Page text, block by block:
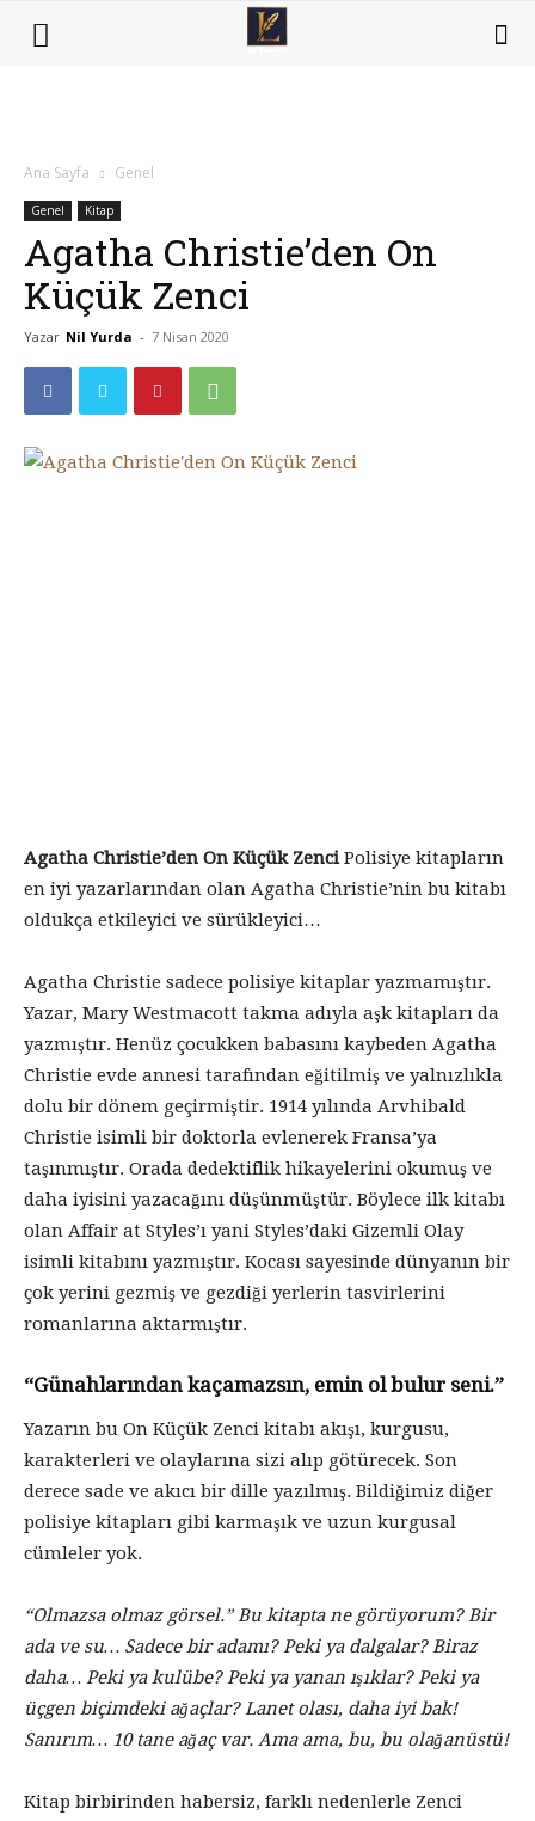
Ana Sayfa Genel
Genel Kitap
Agatha Christie’den On
Küçük Zenci
Yazar Nil Yurda - 7 Nisan 2020
Agatha Christie’den On Küçük ZenciPolisiye kitapların
en iyi yazarlarından olan Agatha Christie’nin bu kitabı
oldukça etkileyici ve sürükleyici…
Agatha Christie sadece polisiye kitaplar yazmamıştır.
Yazar, Mary Westmacott takma adıyla aşk kitapları da
yazmıştır. Henüz çocukken babasını kaybeden Agatha
Christie evde annesi tarafından eğitilmiş ve yalnızlıkla
dolu bir dönem geçirmiştir. 1914 yılında Arvhibald
Christie isimli bir doktorla evlenerek Fransa’ya
taşınmıştır. Orada dedektiflik hikayelerini okumuş ve
daha iyisini yazacağını düşünmüştür. Böylece ilk kitabı
olan Affair at Styles’ı yani Styles’daki Gizemli Olay
isimli kitabını yazmıştır. Kocası sayesinde dünyanın bir
çok yerini gezmiş ve gezdiği yerlerin tasvirlerini
romanlarına aktarmıştır.
“Günahlarından kaçamazsın, emin ol bulur seni.”
Yazarın bu On Küçük Zenci kitabı akışı, kurgusu,
karakterleri ve olaylarına sizi alıp götürecek. Son
derece sade ve akıcı bir dille yazılmış. Bildiğimiz diğer
polisiye kitapları gibi karmaşık ve uzun kurgusal
cümleler yok.
“Olmazsa olmaz görsel.” Bu kitapta ne görüyorum? Bir
ada ve su… Sadece bir adamı? Peki ya dalgalar? Biraz
daha… Peki ya kulübe? Peki ya yanan ışıklar? Peki ya
üçgen biçimdeki ağaçlar? Lanet olası, daha iyi bak!
Sanırım… 10 tane ağaç var. Ama ama, bu, bu olağanüstü!
Kitap birbirinden habersiz, farklı nedenlerle Zenci